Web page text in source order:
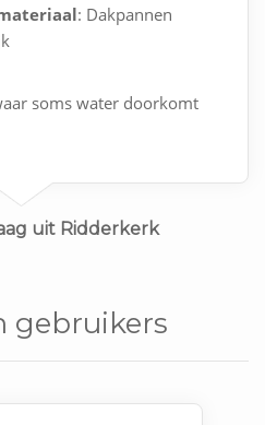
: Dakpannen
soms water doorkomt
uit Ridderkerk
gebruikers